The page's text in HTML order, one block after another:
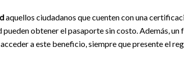
aquellos ciudadanos que cuenten con una
obtener el pasaporte sin costo. Además, un
a este beneficio, siempre que presente el